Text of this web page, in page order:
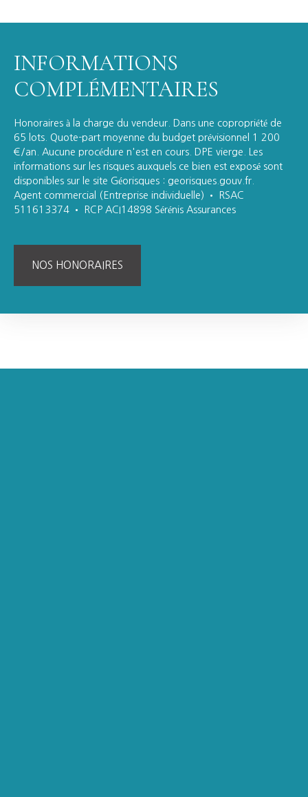
INFORMATIONS
COMPLÉMENTAIRES
Honoraires à la charge du vendeur. Dans une copropriété de
65 lots. Quote-part moyenne du budget prévisionnel 1 200
€/an. Aucune procédure n'est en cours. DPE vierge. Les
informations sur les risques auxquels ce bien est exposé sont
disponibles sur le site Géorisques : georisques.gouv.fr.
Agent commercial (Entreprise individuelle) • RSAC
511613374 • RCP ACI14898 Sérénis Assurances
NOS HONORAIRES